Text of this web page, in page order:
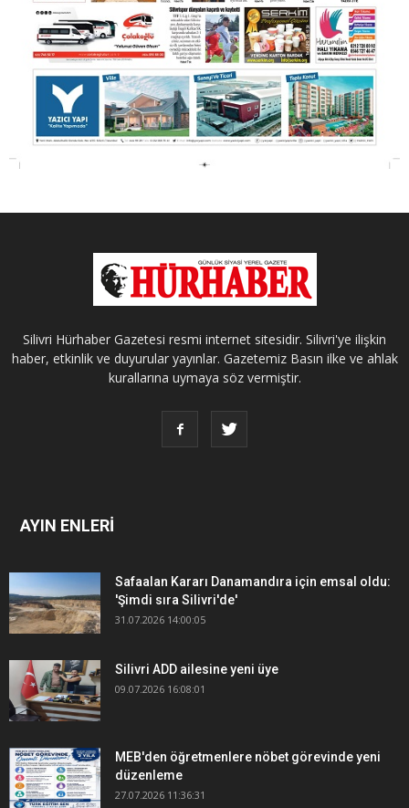
Silivri Hürhaber Gazetesi resmi internet sitesidir. Silivri'ye ilişkin
haber, etkinlik ve duyurular yayınlar. Gazetemiz Basın ilke ve ahlak
kurallarına uymaya söz vermiştir.
AYIN ENLERİ
Safaalan Kararı Danamandıra için emsal oldu:
'Şimdi sıra Silivri'de'
31.07.2026 14:00:05
Silivri ADD ailesine yeni üye
09.07.2026 16:08:01
MEB'den öğretmenlere nöbet görevinde yeni
düzenleme
27.07.2026 11:36:31